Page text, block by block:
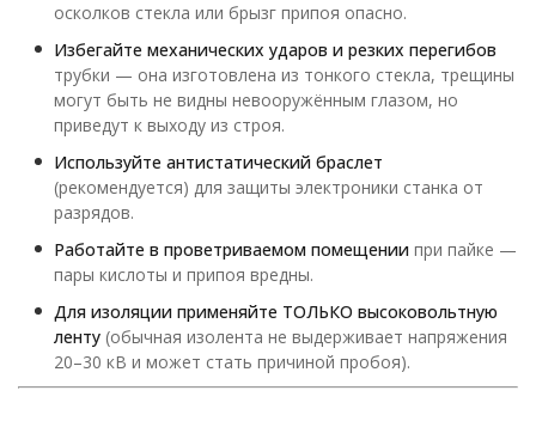
осколков стекла или брызг припоя опасно.
Избегайте механических ударов и резких перегибов
трубки — она изготовлена из тонкого стекла, трещины
могут быть не видны невооружённым глазом, но
приведут к выходу из строя.
Используйте антистатический браслет
(рекомендуется) для защиты электроники станка от
разрядов.
Работайте в проветриваемом помещении при пайке —
пары кислоты и припоя вредны.
Для изоляции применяйте ТОЛЬКО высоковольтную
ленту (обычная изолента не выдерживает напряжения
20–30 кВ и может стать причиной пробоя).